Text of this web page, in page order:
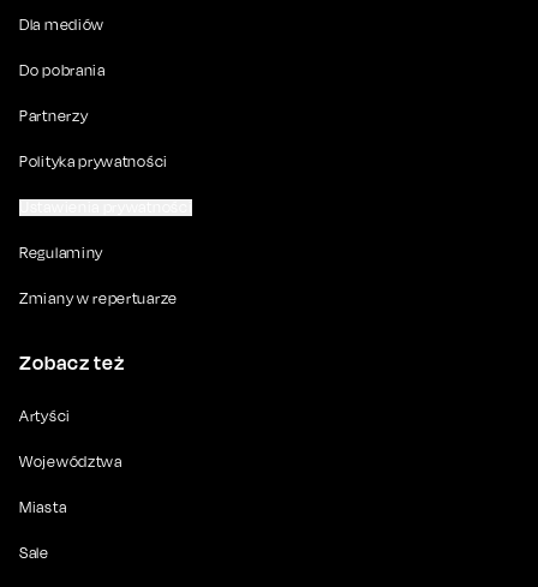
Dla mediów
Do pobrania
Partnerzy
Polityka prywatności
Regulaminy
Zmiany w repertuarze
Zobacz też
Artyści
Województwa
Miasta
Sale